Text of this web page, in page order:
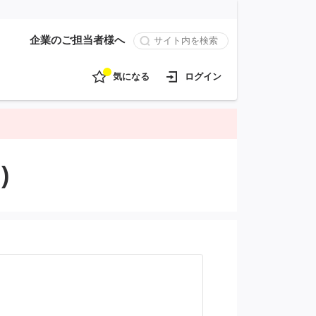
企業のご担当者様へ
気になる ログイン